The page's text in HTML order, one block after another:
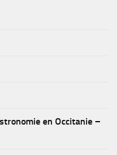
en Occitanie –